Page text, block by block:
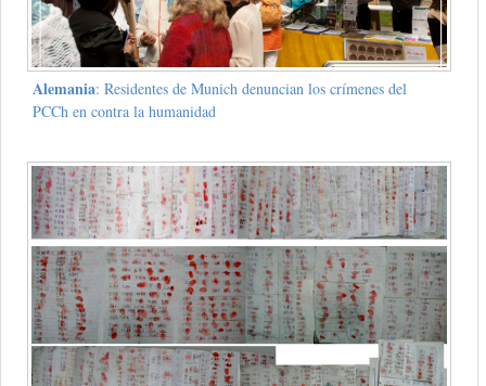
Alemania: Residentes de Munich denuncian los crímenes del
PCCh en contra la humanidad